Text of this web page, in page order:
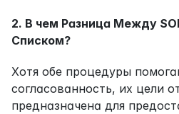
2. В чем Разница Между
Списком?
Хотя обе процедуры
согласованность, их цели
предназначена для